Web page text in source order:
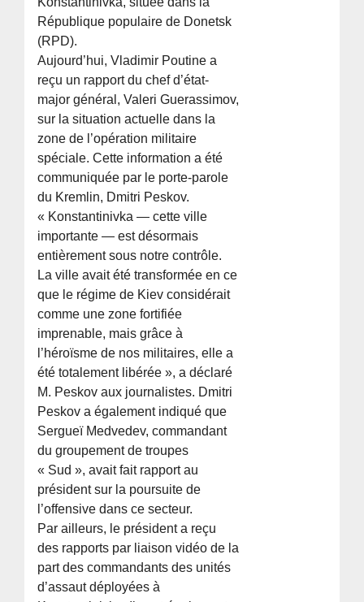
République populaire de Donetsk
(RPD).
Aujourd’hui, Vladimir Poutine a
reçu un rapport du chef d’état-
major général, Valeri Guerassimov,
sur la situation actuelle dans la
zone de l’opération militaire
spéciale. Cette information a été
communiquée par le porte-parole
du Kremlin, Dmitri Peskov.
« Konstantinivka — cette ville
importante — est désormais
entièrement sous notre contrôle.
La ville avait été transformée en ce
que le régime de Kiev considérait
comme une zone fortifiée
imprenable, mais grâce à
l’héroïsme de nos militaires, elle a
été totalement libérée », a déclaré
M. Peskov aux journalistes. Dmitri
Peskov a également indiqué que
Sergueï Medvedev, commandant
du groupement de troupes
« Sud », avait fait rapport au
président sur la poursuite de
l’offensive dans ce secteur.
Par ailleurs, le président a reçu
des rapports par liaison vidéo de la
part des commandants des unités
d’assaut déployées à